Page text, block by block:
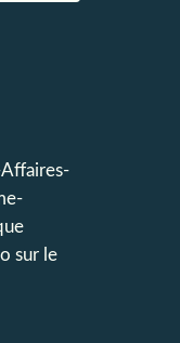
sur le